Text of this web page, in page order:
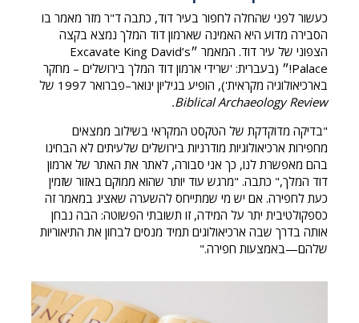
כעשור לפני שהחלה לחפור בעיר דוד, כתבה ד"ר מזר מאמר בו
הסבירה מדוע היא האמינה שארמון דוד המלך נמצא בקצה
הצפוני של עיר דוד. המאמר ״Excavate King David’s
Palace!״ (בעברית: 'שרידי ארמון דוד המלך בירושלים – מחקר
בארכיאולוגיה מקראית'), הופיע בגיליון ינואר–פברואר 1997 של
Biblical Archaeology Review
.
"בדיקה מדוקדקת של הטקסט המקראי בשילוב ממצאים
מחפירות ארכיאולוגיות מודרניות בירושלים שלעיתים לא הבחינו
בהם מאפשרת לנו, כך אני סבורה, לאתר את האתר של ארמון
דוד המלך," כתבה. "מרגש עוד יותר שהוא ממוקם באזור שזמין
כעת לחפירה. אם יש מי שמתייחס להשערה שאציג במאמר זה
כספקולטיבית יתר על המידה, זו תשובתי הפשוטה: הבה נבחן
אותה בדרך שבה ארכיאולוגים תמיד מנסים לבחון את התיאוריות
שלהם—באמצעות חפירה."